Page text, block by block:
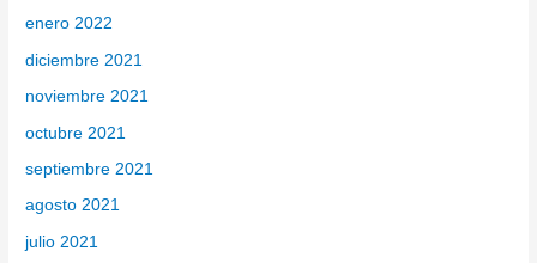
enero 2022
diciembre 2021
noviembre 2021
octubre 2021
septiembre 2021
agosto 2021
julio 2021